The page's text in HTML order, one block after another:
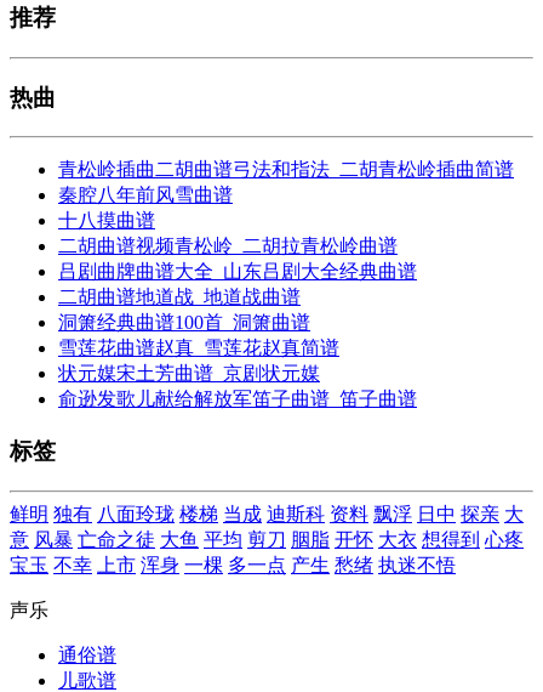
推荐
热曲
青松岭插曲二胡曲谱弓法和指法_二胡青松岭插曲简谱
秦腔八年前风雪曲谱
十八摸曲谱
二胡曲谱视频青松岭_二胡拉青松岭曲谱
吕剧曲牌曲谱大全_山东吕剧大全经典曲谱
二胡曲谱地道战_地道战曲谱
洞箫经典曲谱100首_洞箫曲谱
雪莲花曲谱赵真_雪莲花赵真简谱
状元媒宋土芳曲谱_京剧状元媒
俞逊发歌儿献给解放军笛子曲谱_笛子曲谱
标签
鲜明 独有 八面玲珑 楼梯 当成 迪斯科 资料 飘浮 日中 探亲 大
意 风暴 亡命之徒 大鱼 平均 剪刀 胭脂 开怀 大衣 想得到 心疼
宝玉 不幸 上市 浑身 一棵 多一点 产生 愁绪 执迷不悟
声乐
通俗谱
儿歌谱